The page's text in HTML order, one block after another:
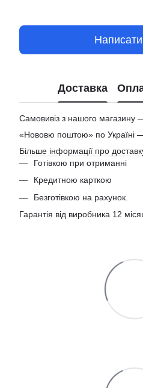
Написати
Доставка
Самовивіз з нашого магазину
«Нововю поштою» по Україні
Більше інформації про
Готівкою при отриманні
Кредитною карткою
Безготівкою на рахунок.
Гарантія від виробника 12